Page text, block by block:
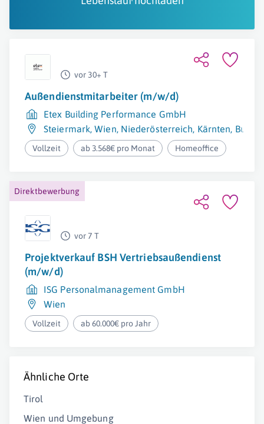
vor 30+ T
Außendienstmitarbeiter (m/w/d)
Etex Building Performance GmbH
Steiermark,Wien, Niederösterreich, Kärnten,
Vollzeit ab 3.568€ pro Monat Homeoffice
Direktbewerbung
vor 7 T
Projektverkauf BSH Vertriebsaußendienst
(m/w/d)
ISG Personalmanagement GmbH
Wien
Vollzeit ab 60.000€ pro Jahr
Ähnliche Orte
Tirol
Wien und Umgebung